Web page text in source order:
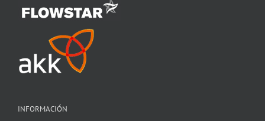
INFORMACIÓN